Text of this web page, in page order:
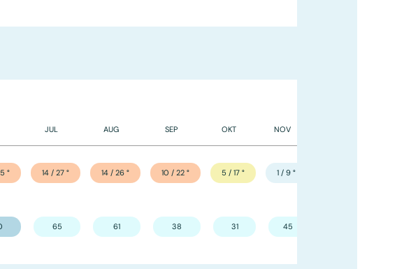
JUL AUG SEP OKT NOV
° 14 / 27 ° 14 / 26 ° 10 / 22 ° 5 / 17 ° 1 / 9 °
65 61 38 31 45